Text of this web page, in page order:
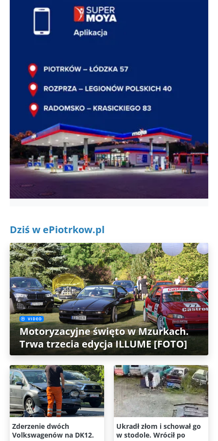
Dziś w ePiotrkow.pl
VIDEO
Motoryzacyjne święto w Mzurkach.
Trwa trzecia edycja ILLUME [FOTO]
Zderzenie dwóch
Volkswagenów na DK12.
Ukradł złom i schował go
w stodole. Wrócił po